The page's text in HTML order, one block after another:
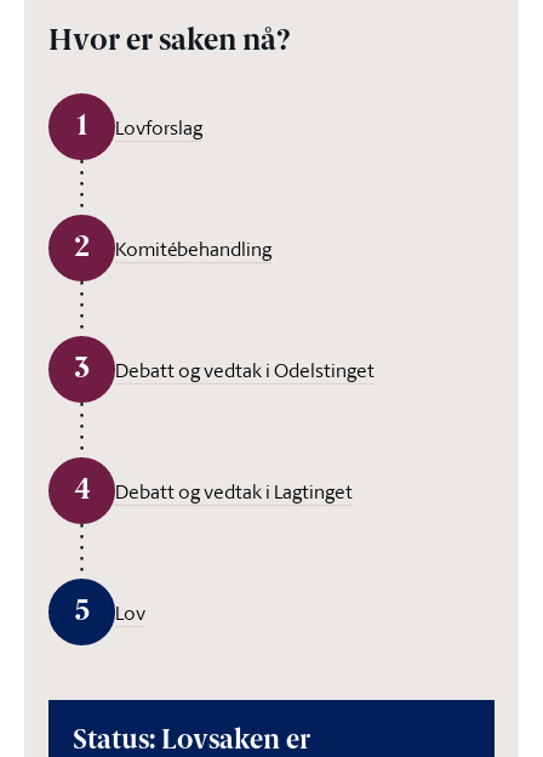
Hvor er saken nå?
1 Lovforslag
2 Komitébehandling
3 Debatt og vedtak i Odelstinget
4 Debatt og vedtak i Lagtinget
5 Lov
Status: Lovsaken er